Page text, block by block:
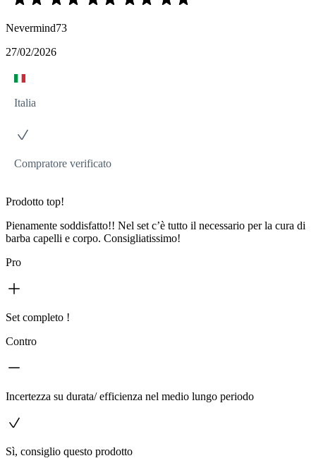
Nevermind73
27/02/2026
Italia
Compratore verificato
Prodotto top!
Pienamente soddisfatto!! Nel set c’è tutto il necessario per la cura di
barba capelli e corpo. Consigliatissimo!
Pro
Set completo !
Contro
Incertezza su durata/ efficienza nel medio lungo periodo
Sì, consiglio questo prodotto